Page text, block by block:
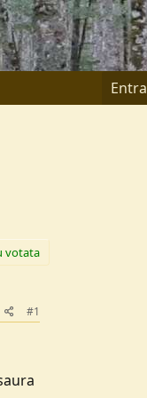
Entra
votata
#1